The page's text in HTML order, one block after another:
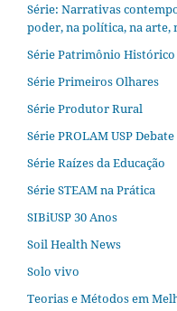
Série: Narrativas
poder, na política, na arte,
Série Patrimônio
Série Primeiros Olhares
Série Produtor Rural
Série PROLAM USP Debate
Série Raízes da Educação
Série STEAM na Prática
SIBiUSP 30 Anos
Soil Health News
Solo vivo
Teorias e Métodos em